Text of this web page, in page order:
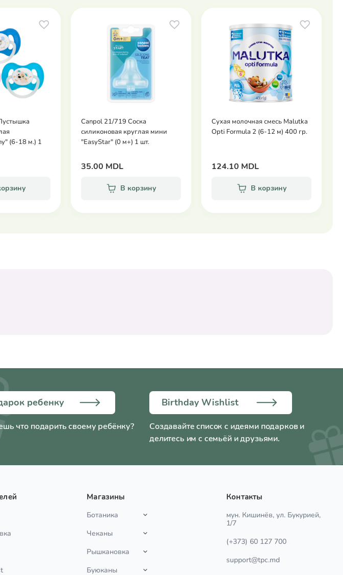
(6-18 м.) 1
Canpol 21/719 Соска
силиконовая круглая мини
"EasyStar" (0 м+) 1 шт.
35.00 MDL
В корзину
Сухая молочная смесь Malutka
Opti Formula 2 (6-12 м) 400 гр.
124.10 MDL
В корзину
ребенку
что подарить своему ребёнку?
Birthday Wishlist
Создавайте список с идеями подарков и
делитесь им с семьёй и друзьями.
Магазины
Ботаника
Чеканы
Рышкановка
Буюканы
Контакты
мун. Кишинёв, ул. Букурией,
1/7
(+373) 60 127 700
support@tpc.md